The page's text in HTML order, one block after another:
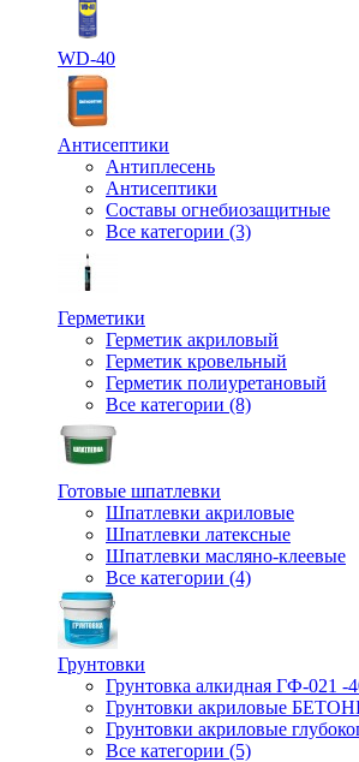
WD-40
Антисептики
Антиплесень
Антисептики
Составы огнебиозащитные
Все категории (3)
Герметики
Герметик акриловый
Герметик кровельный
Герметик полиуретановый
Все категории (8)
Готовые шпатлевки
Шпатлевки акриловые
Шпатлевки латексные
Шпатлевки масляно-клеевые
Все категории (4)
Грунтовки
Грунтовка алкидная ГФ-021 -
Грунтовки акриловые
Грунтовки акриловые
Все категории (5)